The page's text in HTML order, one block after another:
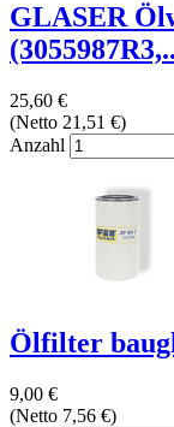
GLASER
25,60 €
(Netto 21,51 €)
Anzahl
Ölfilter
9,00 €
(Netto 7,56 €)